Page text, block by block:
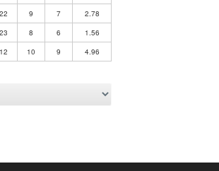
22 9 7
2.78
23 8 6
1.56
12 10 9 4.96